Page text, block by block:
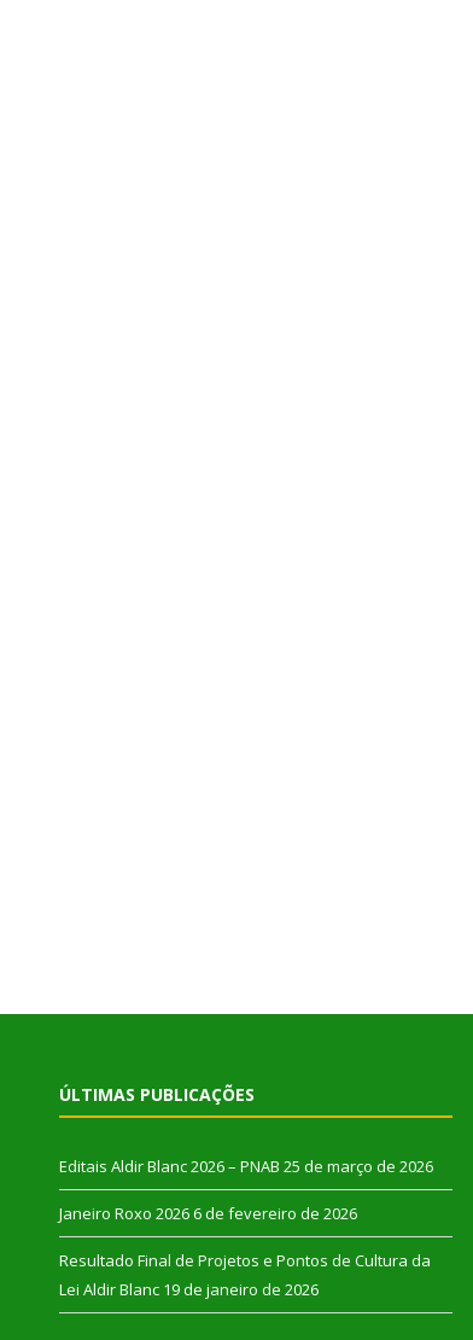
ÚLTIMAS PUBLICAÇÕES
Editais Aldir Blanc 2026 – PNAB 25 de março de 2026
Janeiro Roxo 2026 6 de fevereiro de 2026
Resultado Final de Projetos e Pontos de Cultura da
Lei Aldir Blanc 19 de janeiro de 2026